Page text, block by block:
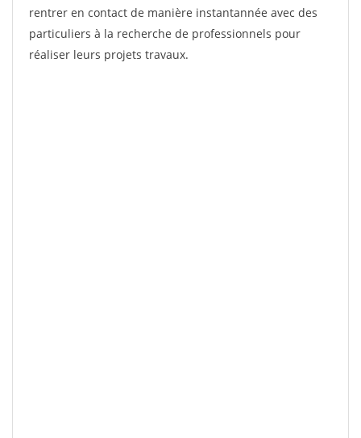
rentrer en contact de manière instantannée avec des
particuliers à la recherche de professionnels pour
réaliser leurs projets travaux.